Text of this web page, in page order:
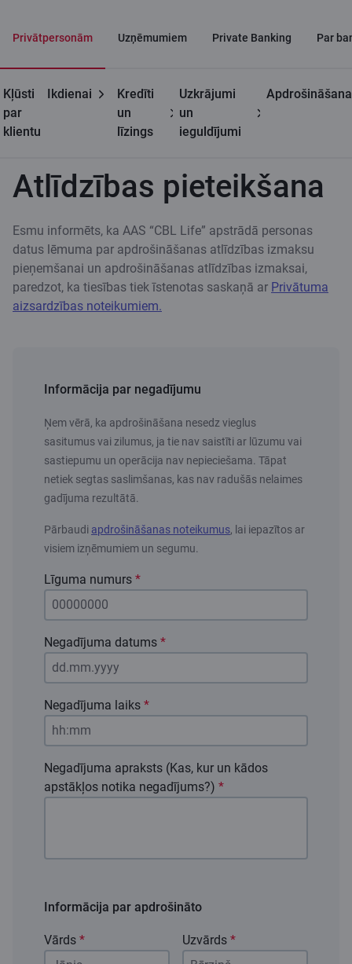
Privātpersonām Uzņēmumiem Private Banking Par
Kļūsti
par
klientu
Ikdienai
Kredīti
un
līzings
Uzkrājumi
un
ieguldījumi
Apdrošināšana
Privātpersonām
Dzīvība+
apdrošināšana
Atlīdzības
Atlīdzības pieteikšana
Esmu informēts, ka AAS “CBL Life” apstrādā personas
datus lēmuma par apdrošināšanas atlīdzības izmaksu
pieņemšanai un apdrošināšanas atlīdzības izmaksai,
paredzot, ka tiesības tiek īstenotas saskaņā ar Privātuma
aizsardzības noteikumiem.
Informācija par negadījumu
Ņem vērā, ka apdrošināšana nesedz vieglus
sasitumus vai zilumus, ja tie nav saistīti ar lūzumu vai
sastiepumu un operācija nav nepieciešama. Tāpat
netiek segtas saslimšanas, kas nav radušās nelaimes
gadījuma rezultātā.
Pārbaudi apdrošināšanas noteikumus, lai iepazītos ar
visiem izņēmumiem un segumu.
Līguma numurs *
Negadījuma datums *
Negadījuma laiks *
Negadījuma apraksts (Kas, kur un kādos
apstākļos notika negadījums?) *
Informācija par apdrošināto
Vārds * Uzvārds *